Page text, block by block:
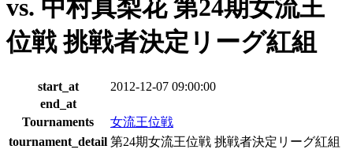
vs. 中村真梨花 第24期女流王
位戦 挑戦者決定リーグ紅組
start_at
2012-12-07 09:00:00
end_at
Tournaments
女流王位戦
tournament_detail 第24期女流王位戦 挑戦者決定リーグ紅組